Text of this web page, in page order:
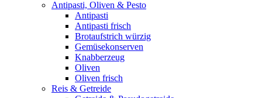
Antipasti, Oliven & Pesto
Antipasti
Antipasti frisch
Brotaufstrich würzig
Gemüsekonserven
Knabberzeug
Oliven
Oliven frisch
Reis & Getreide